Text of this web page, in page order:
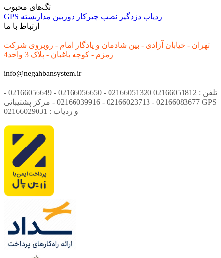
تگ‌های محبوب
GPS
ردیاب دزدگیر نصب چیرکار دوربین مداربسته
ارتباط با ما
تهران - خیابان آزادی - بین شادمان و یادگار امام - روبروی شرکت
زمزم - کوچه باغبان - پلاک 3 واحد4
info@negahbansystem.ir
تلفن : 02166051812 02166051320 - 02166056650 - 02166056649 -
02166083677 - 02166023713 - 02166039916 - مرکز پشتیبانی GPS
و ردیاب : 02166029031